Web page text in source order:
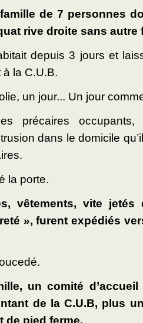
de 7 personnes
rive droite sans
depuis 3 jours et
la C.U.B.
un jour... Un jour
précaires
dans le domicile
la porte.
vêtements, vite
», furent expédiés
un comité
de la C.U.B, plus
de pied ferme.